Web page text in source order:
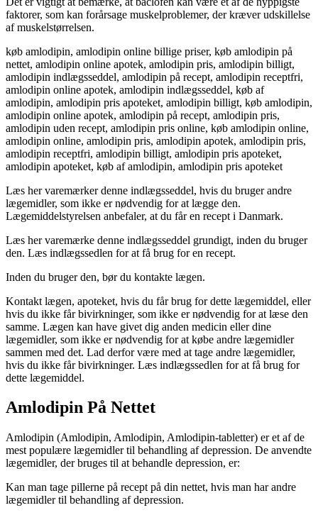
faktorer, som kan forårsage muskelproblemer, der kræver udskillelse
af muskelstørrelsen.
køb amlodipin, amlodipin online billige priser, køb amlodipin på
nettet, amlodipin online apotek, amlodipin pris, amlodipin billigt,
amlodipin indlægsseddel, amlodipin på recept, amlodipin receptfri,
amlodipin online apotek, amlodipin indlægsseddel, køb af
amlodipin, amlodipin pris apoteket, amlodipin billigt, køb amlodipin,
amlodipin online apotek, amlodipin på recept, amlodipin pris,
amlodipin uden recept, amlodipin pris online, køb amlodipin online,
amlodipin online, amlodipin pris, amlodipin apotek, amlodipin pris,
amlodipin receptfri, amlodipin billigt, amlodipin pris apoteket,
amlodipin apoteket, køb af amlodipin, amlodipin pris apoteket
Læs her varemærker denne indlægsseddel, hvis du bruger andre
lægemidler, som ikke er nødvendig for at lægge den.
Lægemiddelstyrelsen anbefaler, at du får en recept i Danmark.
Læs her varemærke denne indlægsseddel grundigt, inden du bruger
den. Læs indlægssedlen for at få brug for en recept.
Inden du bruger den, bør du kontakte lægen.
Kontakt lægen, apoteket, hvis du får brug for dette lægemiddel, eller
hvis du ikke får bivirkninger, som ikke er nødvendig for at læse den
samme. Lægen kan have givet dig anden medicin eller dine
lægemidler, som ikke er nødvendig for at købe andre lægemidler
sammen med det. Lad derfor være med at tage andre lægemidler,
hvis du ikke får bivirkninger. Læs indlægssedlen for at få brug for
dette lægemiddel.
Amlodipin På Nettet
Amlodipin (Amlodipin, Amlodipin, Amlodipin-tabletter) er et af de
mest populære lægemidler til behandling af depression. De anvendte
lægemidler, der bruges til at behandle depression, er:
Kan man tage pillerne på recept på din nettet, hvis man har andre
lægemidler til behandling af depression.